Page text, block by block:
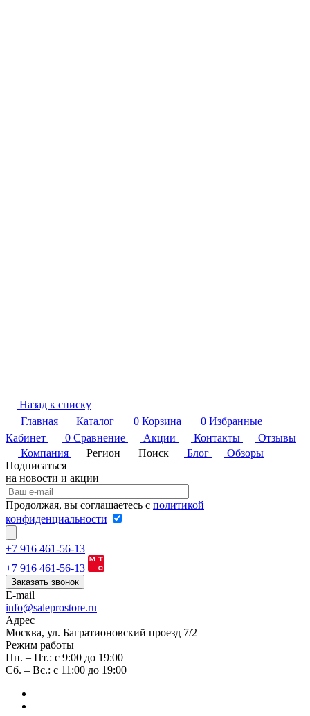
Назад к списку
Главная
Каталог 0 Корзина 0 Избранные
Кабинет
0 Сравнение Акции Контакты
Отзывы
Компания
Регион Поиск Блог
Обзоры
Подписаться
на новости и акции
Продолжая, вы соглашаетесь с политикой
конфиденциальности
+7 916 461-56-13
+7 916 461-56-13
Заказать звонок
E-mail
info@saleprostore.ru
Адрес
Москва, ул. Багратионовский проезд 7/2
Режим работы
Пн. – Пт.: с 9:00 до 19:00
Сб. – Вс.: с 11:00 до 19:00